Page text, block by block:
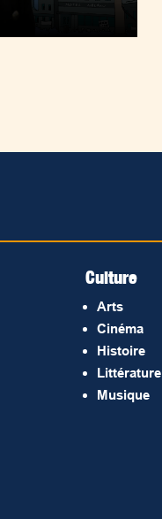
Culture
Arts
Cinéma
Histoire
Littérature
Musique